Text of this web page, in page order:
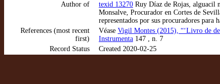
Author of
texid 13270 Ruy Díaz de Rojas, alguacil
Monsalve, Procurador en Cortes de
representados por sus procuradores
References (most recent
first)
Véase Vigil Montes (2015), “‘Livro de
Instrumenta 147 , n. 7
Record Status
Created 2020-02-25